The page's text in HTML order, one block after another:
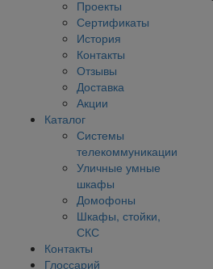
Проекты
Сертификаты
История
Контакты
Отзывы
Доставка
Акции
Каталог
Системы
телекоммуникации
Уличные умные
шкафы
Домофоны
Шкафы, стойки,
СКС
Контакты
Глоссарий